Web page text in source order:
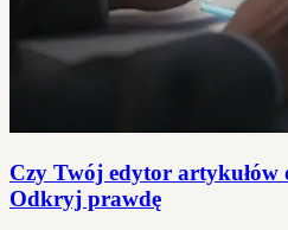
Czy Twój edytor artykułów
Odkryj prawdę